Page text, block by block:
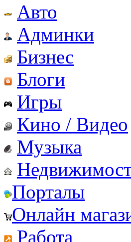
Авто
Админки
Бизнес
Блоги
Игры
Кино / Видео
Музыка
Порталы
Онлайн
Работа